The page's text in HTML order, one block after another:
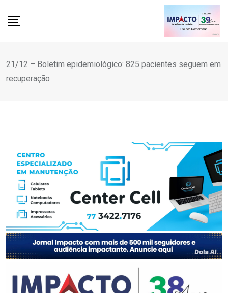
21/12 – Boletim epidemiológico: 825 pacientes seguem em
recuperação